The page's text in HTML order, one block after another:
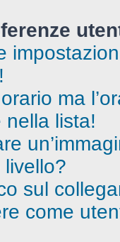
ma
nella lista!
livello?
sul
come